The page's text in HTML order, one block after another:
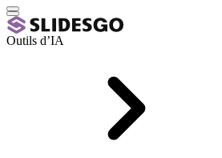
Outils d’IA